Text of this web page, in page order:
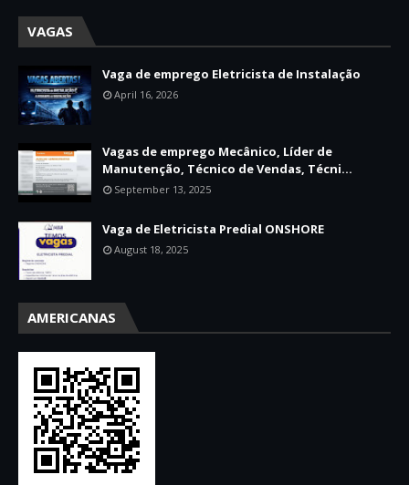
VAGAS
Vaga de emprego Eletricista de Instalação
April 16, 2026
Vagas de emprego Mecânico, Líder de
Manutenção, Técnico de Vendas, Técni...
September 13, 2025
Vaga de Eletricista Predial ONSHORE
August 18, 2025
AMERICANAS